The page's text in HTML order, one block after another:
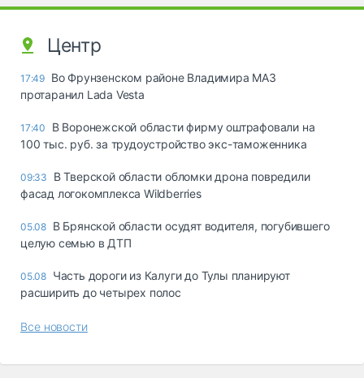
Центр
17:49 Во Фрунзенском районе Владимира МАЗ
протаранил Lada Vesta
17:40
В Воронежской области фирму оштрафовали на
100 тыс. руб. за трудоустройство экс-таможенника
09:33
В Тверской области обломки дрона повредили
фасад логокомплекса Wildberries
05.08 В Брянской области осудят водителя, погубившего
целую семью в ДТП
05.08 Часть дороги из Калуги до Тулы планируют
расширить до четырех полос
Все новости